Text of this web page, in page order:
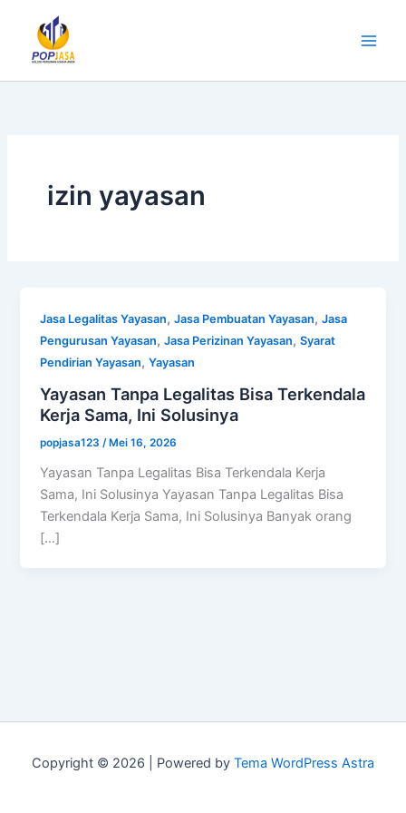
konten
izin yayasan
Jasa Legalitas Yayasan,Jasa Pembuatan Yayasan,Jasa
Pengurusan Yayasan,Jasa Perizinan Yayasan,Syarat
Pendirian Yayasan,Yayasan
Yayasan Tanpa Legalitas Bisa Terkendala
Kerja Sama, Ini Solusinya
popjasa123 /Mei 16, 2026
Yayasan Tanpa Legalitas Bisa Terkendala Kerja
Sama, Ini Solusinya Yayasan Tanpa Legalitas Bisa
Terkendala Kerja Sama, Ini Solusinya Banyak orang
[…]
Copyright © 2026 | Powered by Tema WordPress Astra